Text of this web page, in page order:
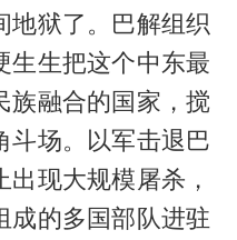
地狱了。巴解组织
生生把这个中东最
族融合的国家，搅
斗场。以军击退巴
现大规模屠杀，
成的多国部队进驻